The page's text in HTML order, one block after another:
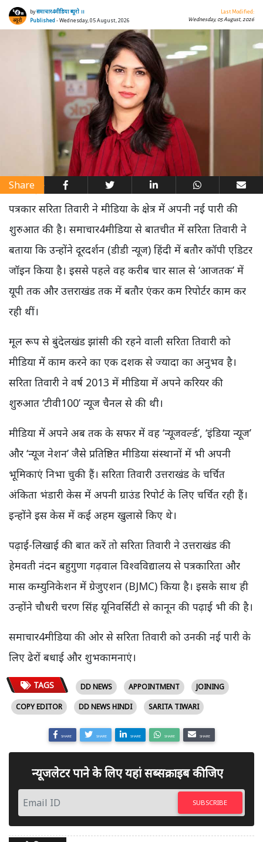
byसमाचार4मीडिया ब्यूरो ।।
Published - Wednesday, 05 August, 2026
Last Modified:
Wednesday, 05 August, 2026
Share
पत्रकार सरिता तिवारी ने मीडिया के क्षेत्र में अपनी नई पारी की
शुरुआत की है। समाचार4मीडिया से बातचीत में सरिता तिवारी ने
बताया कि उन्होंने दूरदर्शन (डीडी न्यूज) हिंदी में बतौर कॉपी एडिटर
जॉइन किया है। इससे पहले वह करीब चार साल से ‘आजतक’ में
यूपी तक और उत्तराखंड तक में बतौर एंकर कम रिपोर्टर काम कर
रही थीं।
मूल रूप से बुंदेलखंड झांसी की रहने वाली सरिता तिवारी को
मीडिया में काम करने का एक दशक से ज्यादा का अनुभव है।
सरिता तिवारी ने वर्ष 2013 में मीडिया में अपने करियर की
शुरुआत ‘टीवी100’ न्यूज चैनल से की थी।
मीडिया में अपने अब तक के सफर में वह ‘न्यूजवर्ल्ड’, ‘इंडिया न्यूज’
और ‘न्यूज नेशन’ जैसे प्रतिष्ठित मीडिया संस्थानों में भी अपनी
भूमिकाएं निभा चुकी हैं। सरिता तिवारी उत्तराखंड के चर्चित
अंकिता भंडारी केस में अपनी ग्राउंड रिपोर्ट के लिए चर्चित रही हैं।
इन्होंने इस केस में कई अहम खुलासे किए थे।
पढ़ाई-लिखाई की बात करें तो सरिता तिवारी ने उत्तराखंड की
हेमवती नंदन बहुगुणा गढ़वाल विश्वविद्यालय से पत्रकारिता और
मास कम्युनिकेशन में ग्रेजुएशन (BJMC) किया है। इसके साथ ही
उन्होंने चौधरी चरण सिंह यूनिवर्सिटी से कानून की पढ़ाई भी की है।
समाचार4मीडिया की ओर से सरिता तिवारी को उनकी नई पारी के
लिए ढेरों बधाई और शुभकामनाएं।
TAGS DD NEWS APPOINTMENT
JOINING
COPY EDITOR
DD NEWS HINDI SARITA TIWARI
SHARE SHARE SHARE SHARE SHARE
न्यूजलेटर पाने के लिए यहां सब्सक्राइब कीजिए
SUBSCRIBE